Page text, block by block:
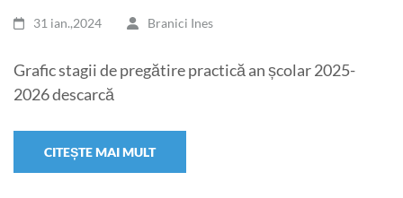
31 ian.,2024 Branici Ines
Grafic stagii de pregătire practică an școlar 2025-
2026 descarcă
CITEȘTE MAI MULT